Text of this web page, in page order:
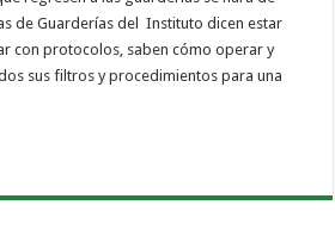
de Guarderías del Instituto dicen estar
con protocolos, saben cómo operar y
sus filtros y procedimientos para una